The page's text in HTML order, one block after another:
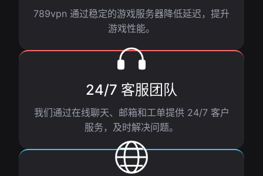
789vpn 通过稳定的游戏服务器降低延迟，提升
游戏性能。
24/7 客服团队
我们通过在线聊天、邮箱和工单提供 24/7 客户
服务，及时解决问题。